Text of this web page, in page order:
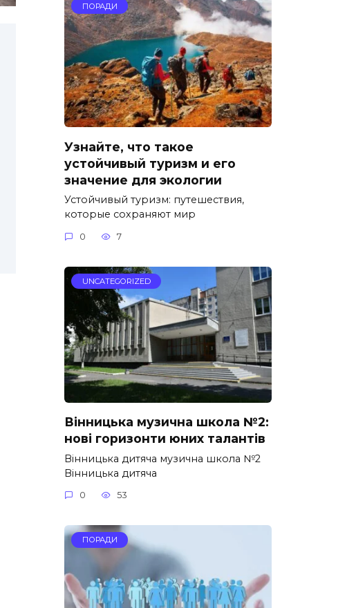
ПОРАДИ
Узнайте, что такое
устойчивый туризм и его
значение для экологии
Устойчивый туризм: путешествия,
которые сохраняют мир
0 7
UNCATEGORIZED
Вінницька музична школа №2:
нові горизонти юних талантів
Вінницька дитяча музична школа №2
Вінницька дитяча
0 53
ПОРАДИ